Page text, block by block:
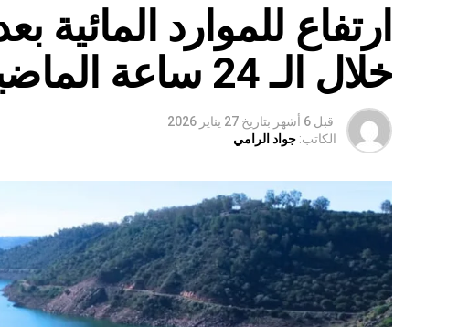
ارتفاع للموارد
خلال الـ 24 ساعة الماضية
قبل 6 أشهر بتاريخ 27 يناير 2026
الكاتب: جواد الرامي